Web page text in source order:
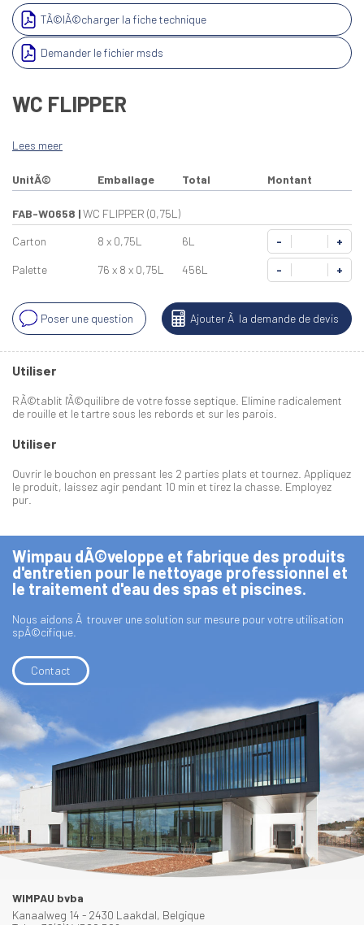
TÃ©lÃ©charger la fiche technique
Demander le fichier msds
WC FLIPPER
Lees meer
UnitÃ© Emballage Total Montant
FAB-W0658 |WC FLIPPER (0,75L)
Carton
8 x 0,75L 6L - +
Palette 76 x 8 x 0,75L 456L - +
Ajouter Ã la demande de devis
Poser une question
Utiliser
RÃ©tablit l'Ã©quilibre de votre fosse septique. Elimine radicalement
de rouille et le tartre sous les rebords et sur les parois.
Utiliser
Ouvrir le bouchon en pressant les 2 parties plats et tournez. Appliquez
le produit, laissez agir pendant 10 min et tirez la chasse. Employez
pur.
Wimpau dÃ©veloppe et fabrique des produits
d'entretien pour le nettoyage professionnel et
le traitement d'eau des spas et piscines.
Nous aidons Ã trouver une solution sur mesure pour votre utilisation
spÃ©cifique.
Contact
WIMPAU bvba
Kanaalweg 14 - 2430 Laakdal, Belgique